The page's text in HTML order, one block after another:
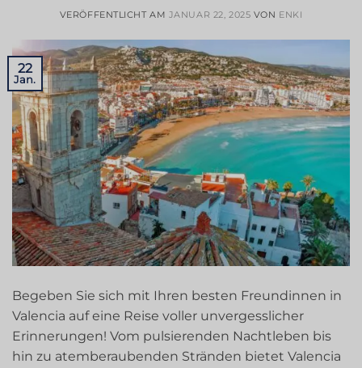
VERÖFFENTLICHT AM JANUAR 22, 2025 VON ENKI
22
Jan.
Begeben Sie sich mit Ihren besten Freundinnen in
Valencia auf eine Reise voller unvergesslicher
Erinnerungen! Vom pulsierenden Nachtleben bis
hin zu atemberaubenden Stränden bietet Valencia